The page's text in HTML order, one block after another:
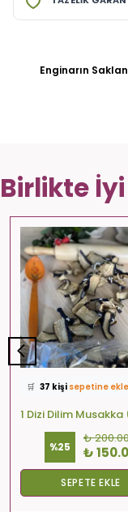
Enginarın
Birlikte
⭐️ Bu ürünü572 kişi
🛒 37 kişisepetine
✅ Bugün 32 adet
🚚
Hızlı teslimat
%25
₺
₺
SEPETE EKLE